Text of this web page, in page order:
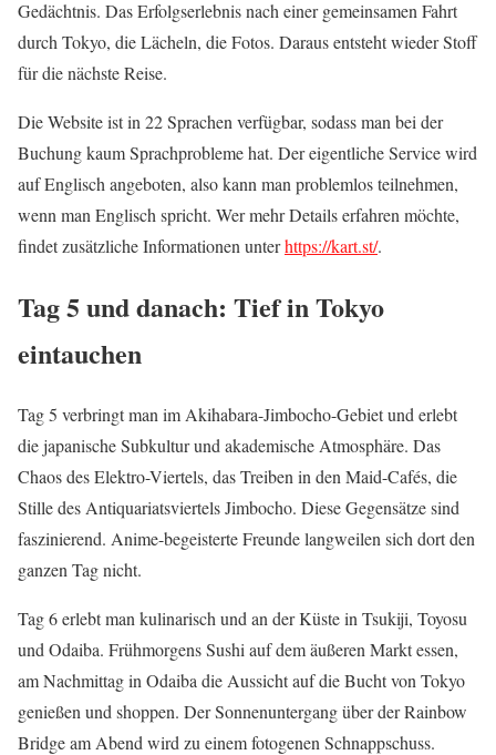
Gedächtnis. Das Erfolgserlebnis nach einer gemeinsamen Fahrt
durch Tokyo, die Lächeln, die Fotos. Daraus entsteht wieder Stoff
für die nächste Reise.
Die Website ist in 22 Sprachen verfügbar, sodass man bei der
Buchung kaum Sprachprobleme hat. Der eigentliche Service wird
auf Englisch angeboten, also kann man problemlos teilnehmen,
wenn man Englisch spricht. Wer mehr Details erfahren möchte,
findet zusätzliche Informationen unterhttps://kart.st/.
Tag 5 und danach: Tief in Tokyo
eintauchen
Tag 5 verbringt man im Akihabara-Jimbocho-Gebiet und erlebt
die japanische Subkultur und akademische Atmosphäre. Das
Chaos des Elektro-Viertels, das Treiben in den Maid-Cafés, die
Stille des Antiquariatsviertels Jimbocho. Diese Gegensätze sind
faszinierend. Anime-begeisterte Freunde langweilen sich dort den
ganzen Tag nicht.
Tag 6 erlebt man kulinarisch und an der Küste in Tsukiji, Toyosu
und Odaiba. Frühmorgens Sushi auf dem äußeren Markt essen,
am Nachmittag in Odaiba die Aussicht auf die Bucht von Tokyo
genießen und shoppen. Der Sonnenuntergang über der Rainbow
Bridge am Abend wird zu einem fotogenen Schnappschuss.